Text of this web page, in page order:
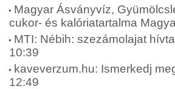
Magyar Ásványvíz,
cukor- és kalóriatartalma
MTI: Nébih: szezámolajat
10:39
kaveverzum.hu: Ismerkedj
12:49